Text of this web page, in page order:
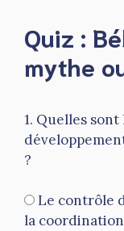
Quiz :
mythe
1. Quelles
?
Le contrôle
la